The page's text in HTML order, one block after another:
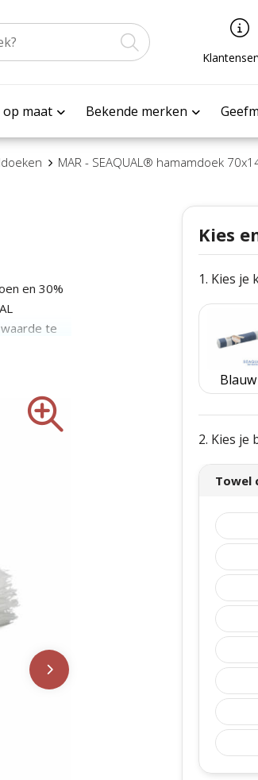
maat Bekende merken
MAR - SEAQUAL® hamamdoek
en 30%
te
EU.
Kies
1. Kies je
Blauw
2. Kies je
Towel